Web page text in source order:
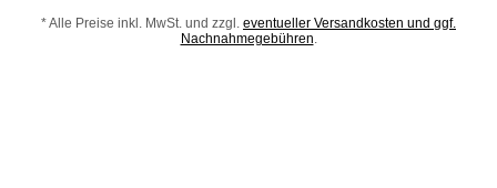
* Alle Preise inkl. MwSt. und zzgl. eventueller Versandkosten und ggf.
Nachnahmegebühren